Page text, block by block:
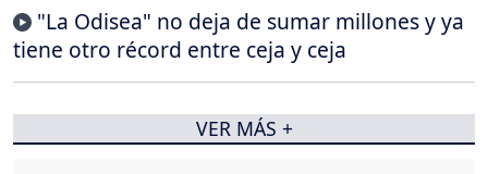
"La Odisea" no deja de sumar millones y ya
tiene otro récord entre ceja y ceja
VER MÁS +